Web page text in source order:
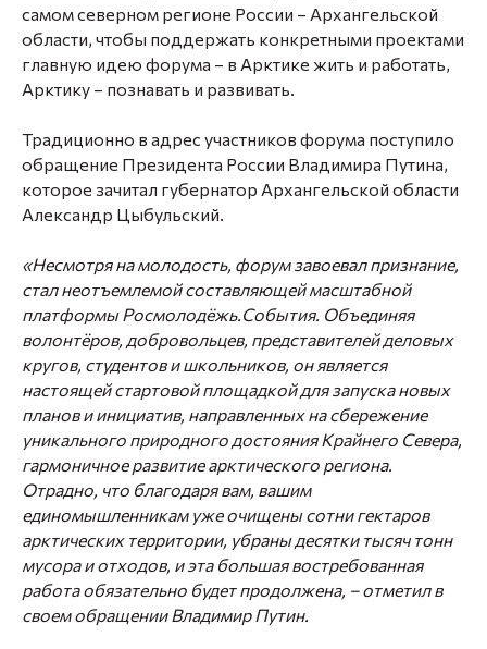
самом северном регионе России – Архангельской
области, чтобы поддержать конкретными проектами
главную идею форума – в Арктике жить и работать,
Арктику – познавать и развивать.
Традиционно в адрес участников форума поступило
обращение Президента России Владимира Путина,
которое зачитал губернатор Архангельской области
Александр Цыбульский.
«Несмотря на молодость, форум завоевал признание,
стал неотъемлемой составляющей масштабной
платформы Росмолодёжь.События. Объединяя
волонтёров, добровольцев, представителей деловых
кругов, студентов и школьников, он является
настоящей стартовой площадкой для запуска новых
планов и инициатив, направленных на сбережение
уникального природного достояния Крайнего Севера,
гармоничное развитие арктического региона.
Отрадно, что благодаря вам, вашим
единомышленникам уже очищены сотни гектаров
арктических территории, убраны десятки тысяч тонн
мусора и отходов, и эта большая востребованная
работа обязательно будет продолжена, – отметил в
своем обращении Владимир Путин.